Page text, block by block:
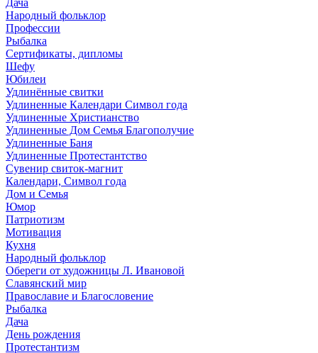
Дача
Народный фольклор
Профессии
Рыбалка
Сертификаты, дипломы
Шефу
Юбилеи
Удлинённые свитки
Удлиненные Календари Символ года
Удлиненные Христианство
Удлиненные Дом Семья Благополучие
Удлиненные Баня
Удлиненные Протестантство
Сувенир свиток-магнит
Календари, Символ года
Дом и Семья
Юмор
Патриотизм
Мотивация
Кухня
Народный фольклор
Обереги от художницы Л. Ивановой
Славянский мир
Православие и Благословение
Рыбалка
Дача
День рождения
Протестантизм